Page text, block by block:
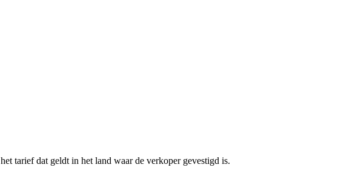
tarief dat geldt in het land waar de verkoper gevestigd is.